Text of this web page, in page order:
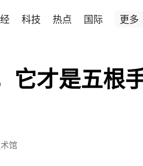
科技 热点 国际 更多
它才是五根
馆